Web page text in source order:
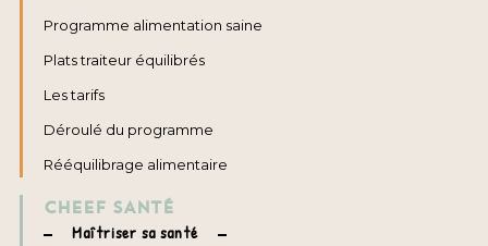
Programme alimentation saine
Plats traiteur équilibrés
Les tarifs
Déroulé du programme
Rééquilibrage alimentaire
CHEEF SANTÉ
Maîtriser sa santé